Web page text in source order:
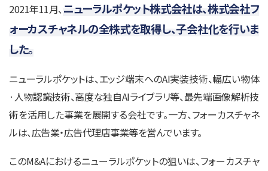
2021年11月、ニューラルポケット株式会社は、株式会社フ
ォーカスチャネルの全株式を取得し、子会社化を行いま
した。
ニューラルポケットは、エッジ端末へのAI実装技術、幅広い物体
·人物認識技術、高度な独自AIライブラリ等、最先端画像解析技
術を活用した事業を展開する会社です。一方、フォーカスチャネ
ルは、広告業・広告代理店事業等を営んでいます。
このM&Aにおけるニューラルポケットの狙いは、フォーカスチャ